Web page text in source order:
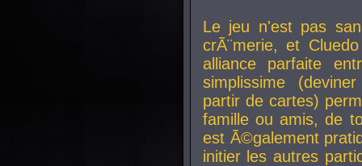
Le jeu n'est pas
crÃ¨merie, et
alliance parfaite
simplissime
partir de cartes)
famille ou amis, de
est Ã©galement
initier les autres